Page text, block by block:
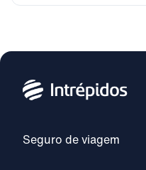
Seguro de viagem